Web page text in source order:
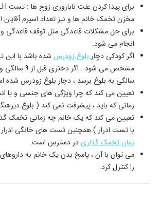
مخزن تخمک خانم ها و نیز تعداد اسپرم
برای حل مشکلات قاعدگی مثل توقف قاعدگی و
انجام می شود.
اگر کودکی دچاربلوغ زودرس شده باشد با
سالگی به بلوغ برسد ، دچار بلوغ زودرس شده
تعیین می کند که چرا ویژگی های جنسی و یا
زمانی که باید ، پیشرفت نمی کند ( بلوغ
تعیین می کند که یک خانم چه زمانی تخمک
با تست ادرار ).همچنین تست های خانگی
زمان تخمک گذاریدر دسترس است.
می توان با آن ، پاسخ بدن یک خانم به
را کنترل کرد.